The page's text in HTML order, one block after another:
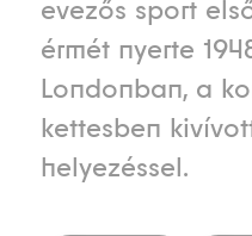
evezős sport
érmét nyerte
Londonban, a
kettesben
helyezéssel.